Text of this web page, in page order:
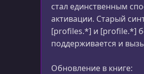
стал единственным
активации. Старый
[profiles.*] и [profile.*]
поддерживается и
Обновление в книге: